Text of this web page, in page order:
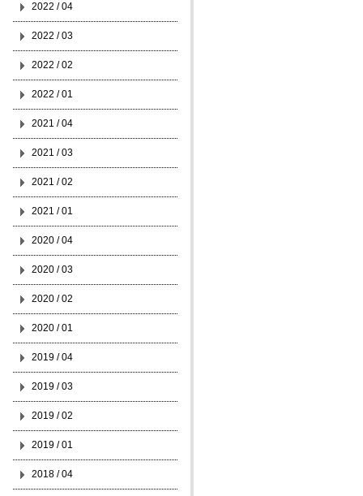
2022 / 04
2022 / 03
2022 / 02
2022 / 01
2021 / 04
2021 / 03
2021 / 02
2021 / 01
2020 / 04
2020 / 03
2020 / 02
2020 / 01
2019 / 04
2019 / 03
2019 / 02
2019 / 01
2018 / 04